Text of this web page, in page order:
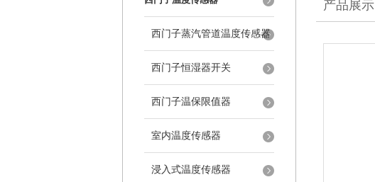
西门子蒸汽管道温度传感器
西门子恒湿器开关
西门子温保限值器
室内温度传感器
浸入式温度传感器
产品展示